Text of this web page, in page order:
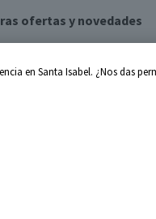
ofertas y novedades
en Santa Isabel. ¿Nos das